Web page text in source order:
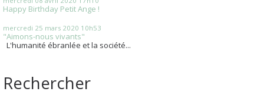
Happy Birthday Petit Ange !
mercredi 25 mars 2020 10h53
"Aimons-nous vivants"
L'humanité ébranlée et la société...
Rechercher